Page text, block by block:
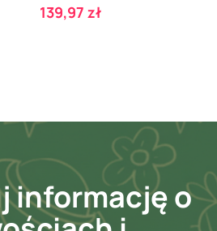
Cena
139,97 zł
informację o